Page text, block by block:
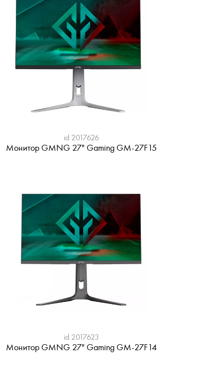
id 2017626
Монитор GMNG 27" Gaming GM-27F15
id 2017623
Монитор GMNG 27" Gaming GM-27F14